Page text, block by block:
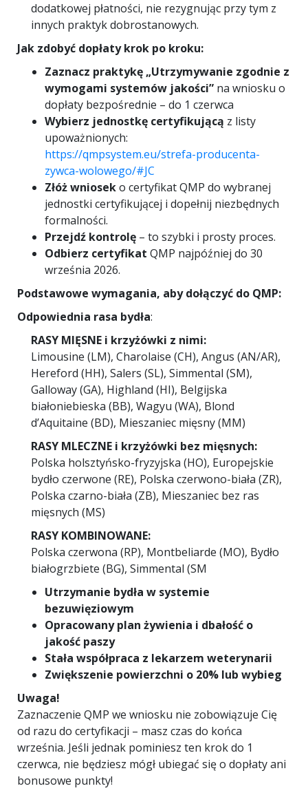
dodatkowej płatności, nie rezygnując przy tym z
innych praktyk dobrostanowych.
Jak zdobyć dopłaty krok po kroku:
Zaznacz praktykę „Utrzymywanie zgodnie z
wymogami systemów jakości” na wniosku o
dopłaty bezpośrednie – do 1 czerwca
Wybierz jednostkę certyfikującą z listy
upoważnionych:
https://qmpsystem.eu/strefa-producenta-
zywca-wolowego/#JC
Złóż wnioseko certyfikat QMP do wybranej
jednostki certyfikującej i dopełnij niezbędnych
formalności.
Przejdź kontrolę – to szybki i prosty proces.
Odbierz certyfikat QMP najpóźniej do 30
września 2026.
Podstawowe wymagania, aby dołączyć do QMP:
Odpowiednia rasa bydła:
RASY MIĘSNE i krzyżówki z nimi:
Limousine (LM), Charolaise (CH), Angus (AN/AR),
Hereford (HH), Salers (SL), Simmental (SM),
Galloway (GA), Highland (HI), Belgijska
białoniebieska (BB), Wagyu (WA), Blond
d’Aquitaine (BD), Mieszaniec mięsny (MM)
RASY MLECZNE i krzyżówki bez mięsnych:
Polska holsztyńsko-fryzyjska (HO), Europejskie
bydło czerwone (RE), Polska czerwono-biała (ZR),
Polska czarno-biała (ZB), Mieszaniec bez ras
mięsnych (MS)
RASY KOMBINOWANE:
Polska czerwona (RP), Montbeliarde (MO), Bydło
białogrzbiete (BG), Simmental (SM
Utrzymanie bydła w systemie
bezuwięziowym
Opracowany plan żywienia i dbałość o
jakość paszy
Stała współpraca z lekarzem weterynarii
Zwiększenie powierzchni o 20% lub wybieg
Uwaga!
Zaznaczenie QMP we wniosku nie zobowiązuje Cię
od razu do certyfikacji – masz czas do końca
września. Jeśli jednak pominiesz ten krok do 1
czerwca, nie będziesz mógł ubiegać się o dopłaty ani
bonusowe punkty!